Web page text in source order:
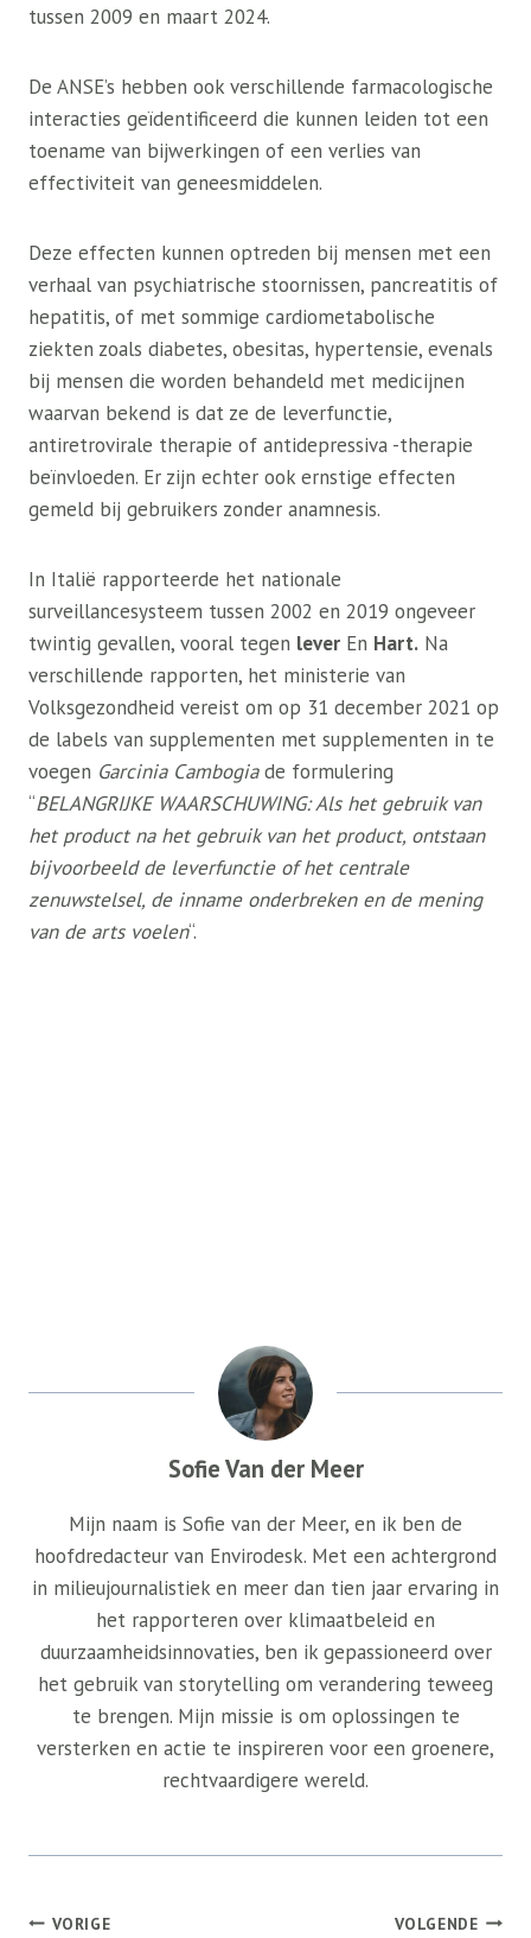
tussen 2009 en maart 2024.
De ANSE’s hebben ook verschillende farmacologische
interacties geïdentificeerd die kunnen leiden tot een
toename van bijwerkingen of een verlies van
effectiviteit van geneesmiddelen.
Deze effecten kunnen optreden bij mensen met een
verhaal van psychiatrische stoornissen, pancreatitis of
hepatitis, of met sommige cardiometabolische
ziekten zoals diabetes, obesitas, hypertensie, evenals
bij mensen die worden behandeld met medicijnen
waarvan bekend is dat ze de leverfunctie,
antiretrovirale therapie of antidepressiva -therapie
beïnvloeden. Er zijn echter ook ernstige effecten
gemeld bij gebruikers zonder anamnesis.
In Italië rapporteerde het nationale
surveillancesysteem tussen 2002 en 2019 ongeveer
twintig gevallen, vooral tegen lever En Hart. Na
verschillende rapporten, het ministerie van
Volksgezondheid vereist om op 31 december 2021 op
de labels van supplementen met supplementen in te
voegen Garcinia Cambogiade formulering
“BELANGRIJKE WAARSCHUWING: Als het gebruik van
het product na het gebruik van het product, ontstaan ​​
bijvoorbeeld de leverfunctie of het centrale
zenuwstelsel, de inname onderbreken en de mening
van de arts voelen“.
Sofie Van der Meer
Mijn naam is Sofie van der Meer, en ik ben de
hoofdredacteur van Envirodesk. Met een achtergrond
in milieujournalistiek en meer dan tien jaar ervaring in
het rapporteren over klimaatbeleid en
duurzaamheidsinnovaties, ben ik gepassioneerd over
het gebruik van storytelling om verandering teweeg
te brengen. Mijn missie is om oplossingen te
versterken en actie te inspireren voor een groenere,
rechtvaardigere wereld.
Bericht
VORIGE VOLGENDE